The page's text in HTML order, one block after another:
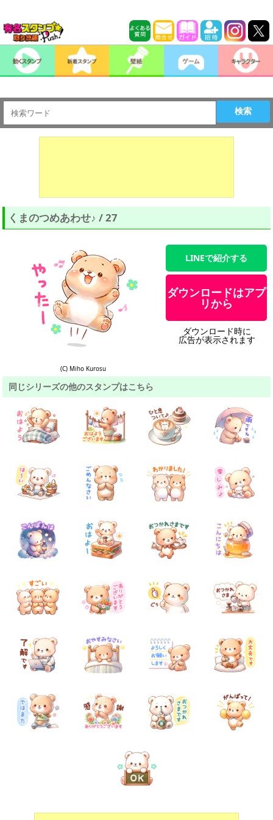
検索
くまのつめあわせ♪ / 27
(C) Miho Kurosu
LINEで紹介する
ダウンロードはアプ
リから
ダウンロード時に
広告が表示されます
同じシリーズの他のスタンプはこちら